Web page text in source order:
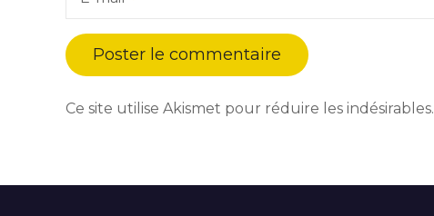
Ce site utilise Akismet pour réduire les indésirables.